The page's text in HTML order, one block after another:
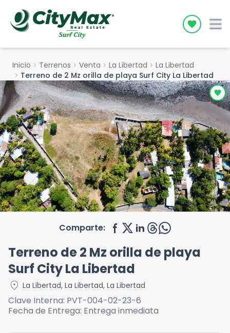
Icon
Inicio chevron_right Terrenos chevron_right Venta chevron_right La Libertad chevron_right La Libertad
chevron_right Terreno de 2 Mz orilla de playa Surf City La Libertad
Comparte:
Terreno de 2 Mz orilla de playa
Surf City La Libertad
location_on La Libertad, La Libertad, La Libertad
Clave Interna: PVT-004-02-23-6
Fecha de Entrega: Entrega inmediata